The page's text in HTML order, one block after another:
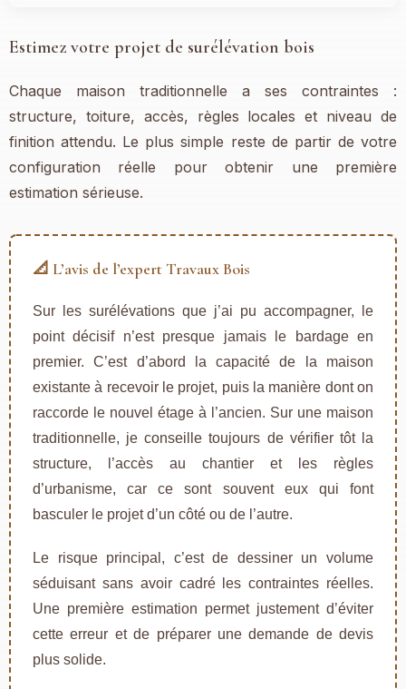
Estimez votre projet de surélévation bois
Chaque maison traditionnelle a ses contraintes :
structure, toiture, accès, règles locales et niveau de
finition attendu. Le plus simple reste de partir de votre
configuration réelle pour obtenir une première
estimation sérieuse.
📐 L’avis de l’expert Travaux Bois
Sur les surélévations que j’ai pu accompagner, le
point décisif n’est presque jamais le bardage en
premier. C’est d’abord la capacité de la maison
existante à recevoir le projet, puis la manière dont on
raccorde le nouvel étage à l’ancien. Sur une maison
traditionnelle, je conseille toujours de vérifier tôt la
structure, l’accès au chantier et les règles
d’urbanisme, car ce sont souvent eux qui font
basculer le projet d’un côté ou de l’autre.
Le risque principal, c’est de dessiner un volume
séduisant sans avoir cadré les contraintes réelles.
Une première estimation permet justement d’éviter
cette erreur et de préparer une demande de devis
plus solide.